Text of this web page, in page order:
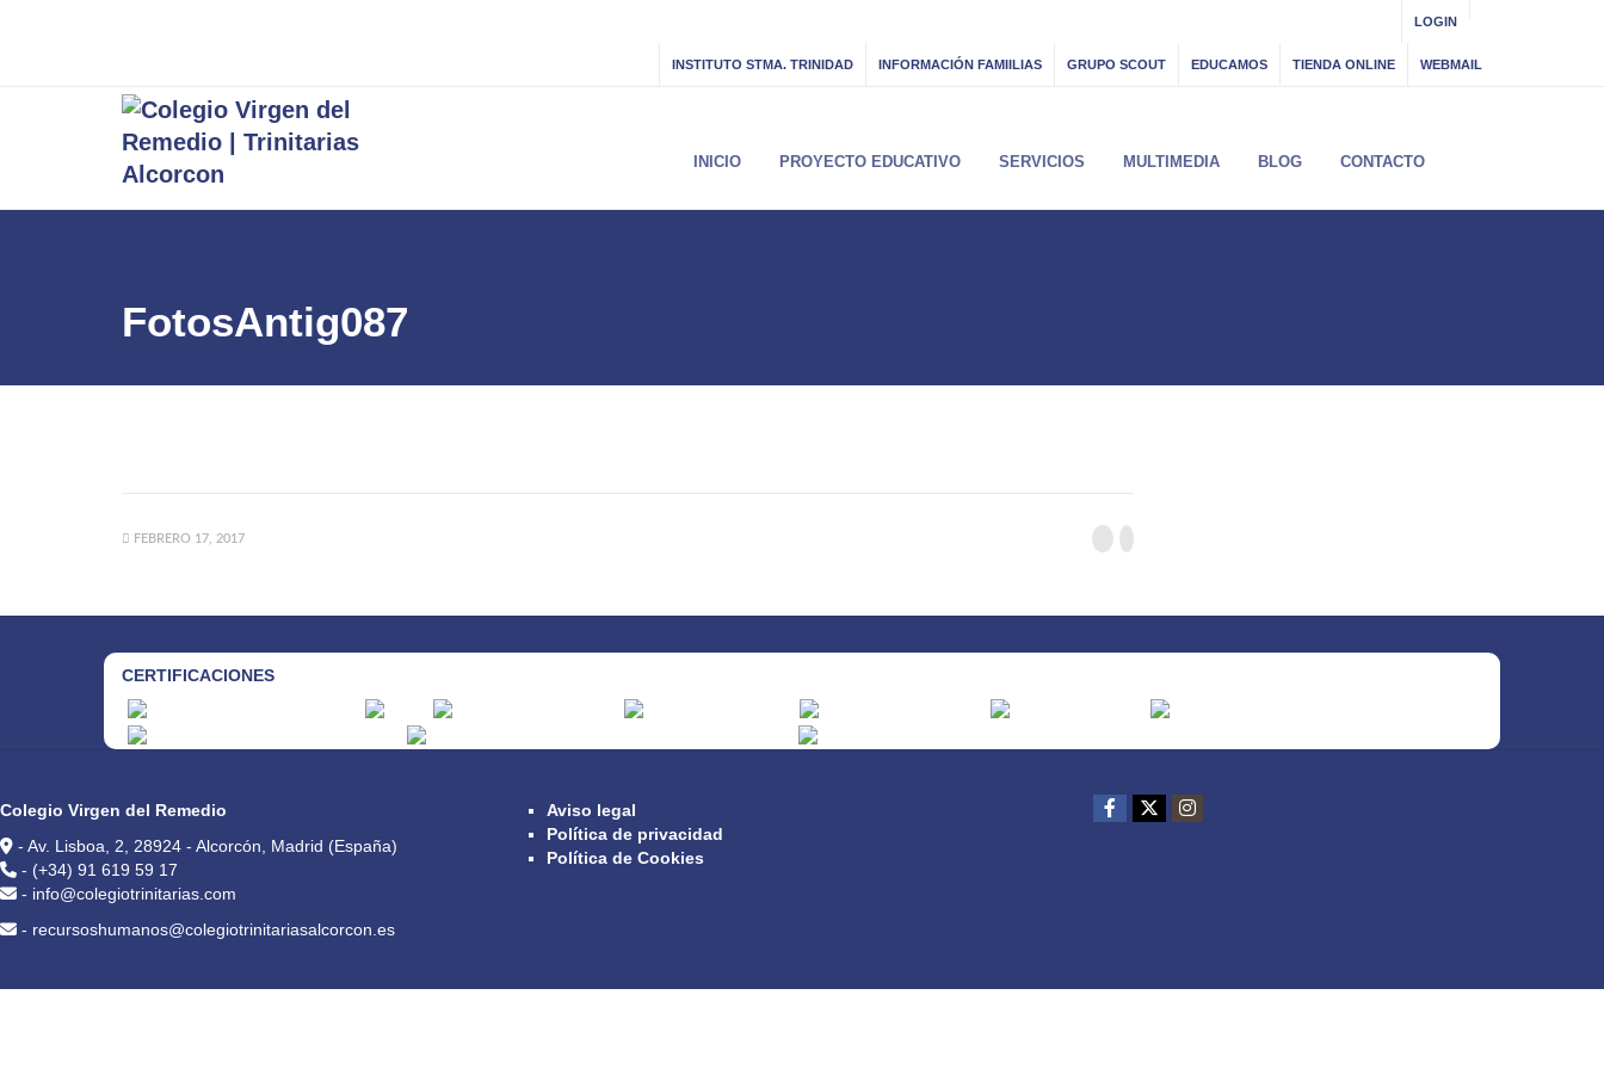
LOGIN
INSTITUTO STMA. TRINIDAD INFORMACIÓN FAMIILIAS GRUPO SCOUT EDUCAMOS TIENDA ONLINE WEBMAIL
INICIO PROYECTO EDUCATIVO SERVICIOS MULTIMEDIA BLOG CONTACTO
FotosAntig087
FEBRERO 17, 2017
CERTIFICACIONES
Colegio Virgen del Remedio
- Av. Lisboa, 2, 28924 - Alcorcón, Madrid (España)
- (+34) 91 619 59 17
- info@colegiotrinitarias.com
- recursoshumanos@colegiotrinitariasalcorcon.es
Aviso legal
Política de privacidad
Política de Cookies